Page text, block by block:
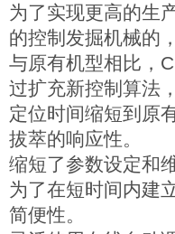
为了实现更高的生
的控制发掘机械的，
与原有机型相比，
过扩充新控制算法，
定位时间缩短到原
拔萃的响应性。
缩短了参数设定和
为了在短时间内建
简便性。